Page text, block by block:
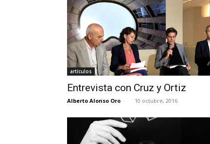
artículos
Entrevista con Cruz y Ortiz
Alberto Alonso Oro - 10 octubre, 2016